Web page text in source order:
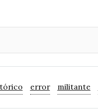
error militante